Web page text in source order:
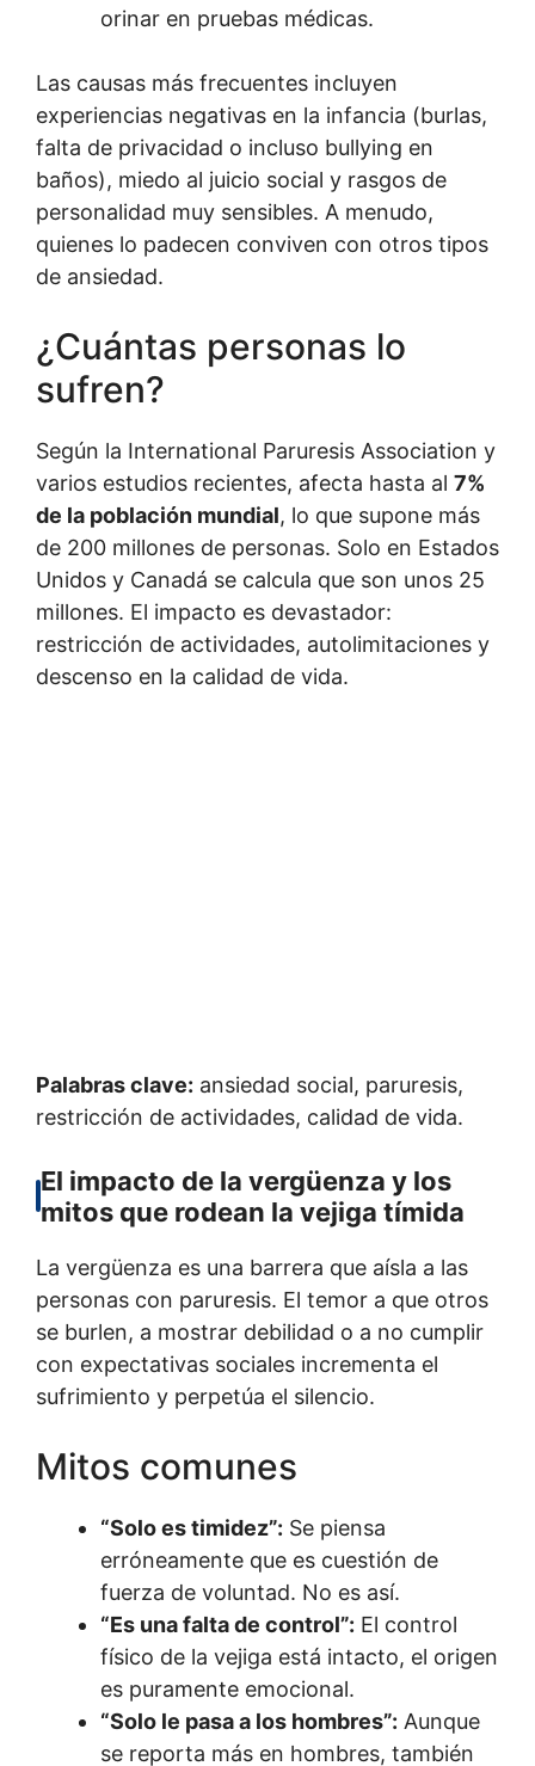
orinar en pruebas médicas.
Las causas más frecuentes incluyen
experiencias negativas en la infancia (burlas,
falta de privacidad o incluso bullying en
baños), miedo al juicio social y rasgos de
personalidad muy sensibles. A menudo,
quienes lo padecen conviven con otros tipos
de ansiedad.
¿Cuántas personas lo
sufren?
Según la International Paruresis Association y
varios estudios recientes, afecta hasta al 7%
de la población mundial, lo que supone más
de 200 millones de personas. Solo en Estados
Unidos y Canadá se calcula que son unos 25
millones. El impacto es devastador:
restricción de actividades, autolimitaciones y
descenso en la calidad de vida.
Palabras clave: ansiedad social, paruresis,
restricción de actividades, calidad de vida.
El impacto de la vergüenza y los
mitos que rodean la vejiga tímida
La vergüenza es una barrera que aísla a las
personas con paruresis. El temor a que otros
se burlen, a mostrar debilidad o a no cumplir
con expectativas sociales incrementa el
sufrimiento y perpetúa el silencio.
Mitos comunes
“Solo es timidez”: Se piensa
erróneamente que es cuestión de
fuerza de voluntad. No es así.
“Es una falta de control”: El control
físico de la vejiga está intacto, el origen
es puramente emocional.
“Solo le pasa a los hombres”: Aunque
se reporta más en hombres, también